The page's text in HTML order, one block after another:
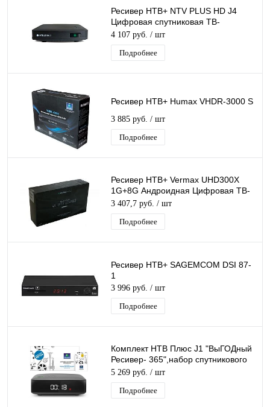
Ресивер НТВ+ NTV PLUS HD J4
Цифровая спутниковая ТВ-
приставка для спутникового ТВ
FullHD медиаплеер
4 107 руб. / шт
Подробнее
Ресивер НТВ+ Humax VHDR-3000 S
3 885 руб. / шт
Подробнее
Ресивер НТВ+ Vermax UHD300X
1G+8G Андроидная Цифровая ТВ-
приставка 4К IPTV Smart TV
3 407,7 руб. / шт
Подробнее
Ресивер НТВ+ SAGEMCOM DSI 87-
1
3 996 руб. / шт
Подробнее
Комплект НТВ Плюс J1 "ВыГОДный
Ресивер- 365",набор спутникового
тв для просмотра каналов 1 год
5 269 руб. / шт
Подробнее